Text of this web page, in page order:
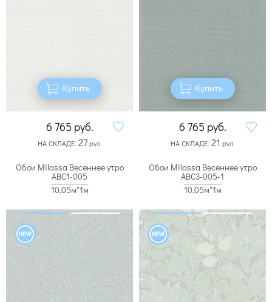
Купить
6 765 руб.
НА СКЛАДЕ: 27рул.
Купить
6 765 руб.
НА СКЛАДЕ: 21 рул.
Обои Milassa Весеннее утро
ABC1-005
10.05м*1м
Обои Milassa Весеннее утро
ABC3-005-1
10.05м*1м